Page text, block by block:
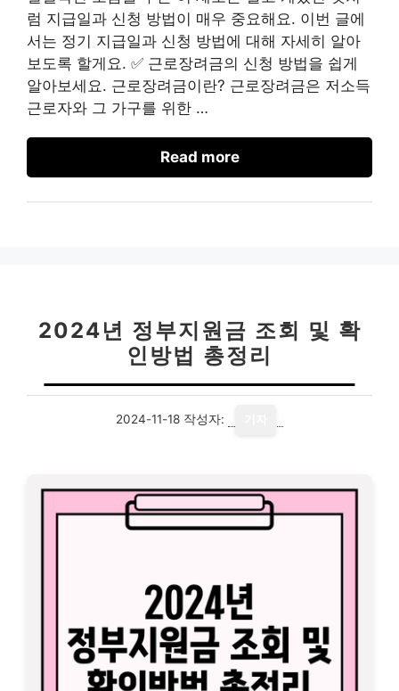
럼 지급일과 신청 방법이 매우 중요해요. 이번 글에
서는 정기 지급일과 신청 방법에 대해 자세히 알아
보도록 할게요. ✅ 근로장려금의 신청 방법을 쉽게
알아보세요. 근로장려금이란? 근로장려금은 저소득
근로자와 그 가구를 위한 …
Read more
2024년 정부지원금 조회 및 확
인방법 총정리
2024-11-18 작성자: